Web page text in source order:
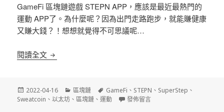
GameFi 區塊鏈遊戲 STEPN APP，應該是最近最熱門的
運動 APP了。為什麼呢？因為出門走路跑步，就能賺健康
又賺大錢？！想想就覺得不可思議呢…
閱讀全文 《區塊鏈》GameFi 區塊鏈遊戲 STEPN，運動就能
發
佈
2022-04-16
分
類
區塊鏈
標
籤
GameFi 、 STEPN 、 SuperStep 、
Sweatcoin 、以太坊 、區塊鏈 、運動 在〈《區塊鏈》GameFi 區塊鏈遊
發佈留言